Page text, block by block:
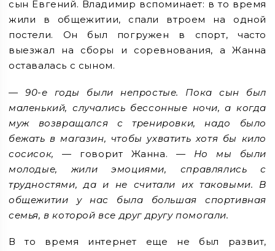
сын Евгений. Владимир вспоминает: в то время
жили в общежитии, спали втроем на одной
постели. Он был погружен в спорт, часто
выезжал на сборы и соревнования, а Жанна
оставалась с сыном.
— 90-е годы были непростые. Пока сын был
маленький, случались бессонные ночи, а когда
муж возвращался с тренировки, надо было
бежать в магазин, чтобы ухватить хотя бы кило
сосисок, — говорит Жанна. — Но мы были
молодые, жили эмоциями, справлялись с
трудностями, да и не считали их таковыми. В
общежитии у нас была большая спортивная
семья, в которой все друг другу помогали.
В то время интернет еще не был развит,